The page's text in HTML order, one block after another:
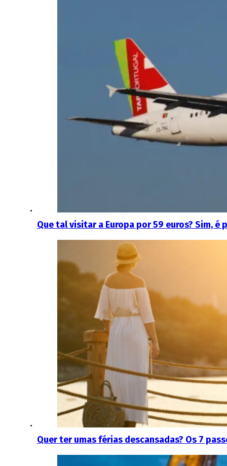
Que tal visitar a Europa por 59 euros? Sim,
Quer ter umas férias descansadas? Os 7